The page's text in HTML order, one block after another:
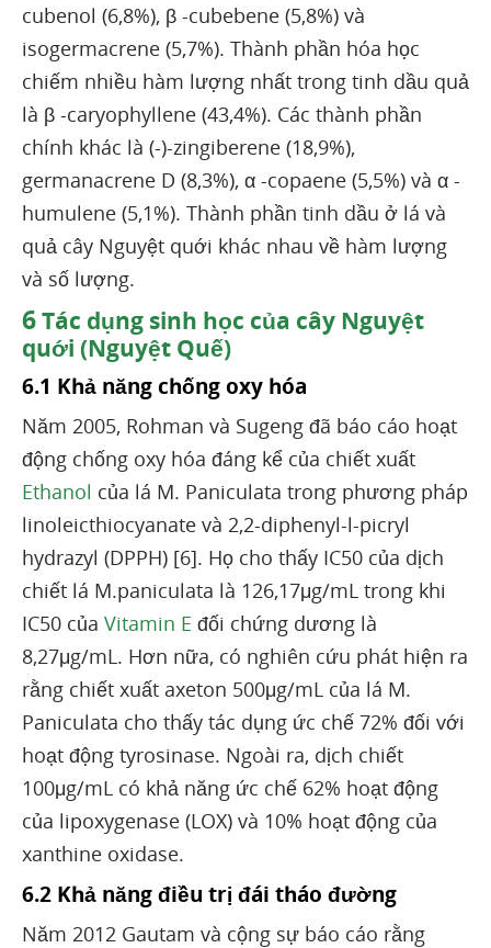
cubenol (6,8%), β -cubebene (5,8%) và
isogermacrene (5,7%). Thành phần hóa học
chiếm nhiều hàm lượng nhất trong tinh dầu quả
là β -caryophyllene (43,4%). Các thành phần
chính khác là (-)-zingiberene (18,9%),
germanacrene D (8,3%), α -copaene (5,5%) và α -
humulene (5,1%). Thành phần tinh dầu ở lá và
quả cây Nguyệt quới khác nhau về hàm lượng
và số lượng.
6Tác dụng sinh học của cây Nguyệt
quới (Nguyệt Quế)
6.1 Khả năng chống oxy hóa
Năm 2005, Rohman và Sugeng đã báo cáo hoạt
động chống oxy hóa đáng kể của chiết xuất
Ethanol của lá M. Paniculata trong phương pháp
linoleicthiocyanate và 2,2-diphenyl-l-picryl
hydrazyl (DPPH) [6]. Họ cho thấy IC50 của dịch
chiết lá M.paniculata là 126,17μg/mL trong khi
IC50 của Vitamin E đối chứng dương là
8,27μg/mL. Hơn nữa, có nghiên cứu phát hiện ra
rằng chiết xuất axeton 500μg/mL của lá M.
Paniculata cho thấy tác dụng ức chế 72% đối với
hoạt động tyrosinase. Ngoài ra, dịch chiết
100μg/mL có khả năng ức chế 62% hoạt động
của lipoxygenase (LOX) và 10% hoạt động của
xanthine oxidase.
6.2 Khả năng điều trị đái tháo đường
Năm 2012 Gautam và cộng sự báo cáo rằng